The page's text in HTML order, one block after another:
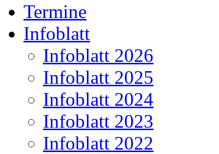
Termine
Infoblatt
Infoblatt 2026
Infoblatt 2025
Infoblatt 2024
Infoblatt 2023
Infoblatt 2022